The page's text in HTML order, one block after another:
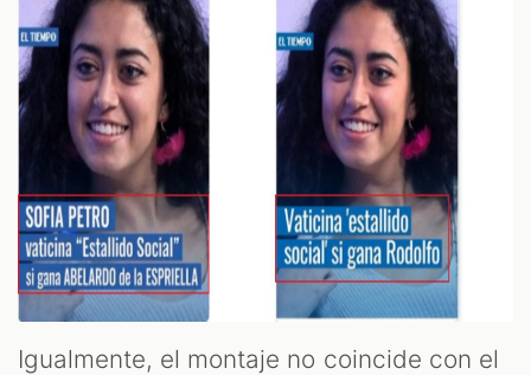
Igualmente, el montaje no coincide con el